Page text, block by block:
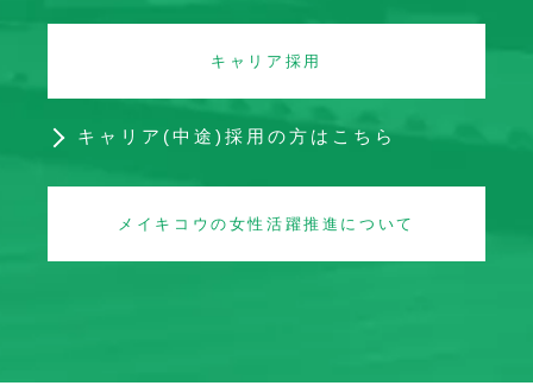
キャリア採用
キャリア(中途)採用の方はこちら
メイキコウの女性活躍推進について